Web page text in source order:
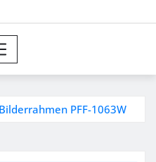
PFF-1063W